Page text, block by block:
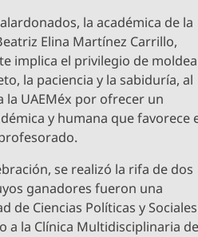
la académica de la
Elina Martínez Carrillo,
implica el privilegio de
la paciencia y la sabiduría, al
la UAEMéx por ofrecer un
y humana que favorece
se realizó la rifa de dos
ganadores fueron una
de Ciencias Políticas y Sociales
a la Clínica Multidisciplinaria